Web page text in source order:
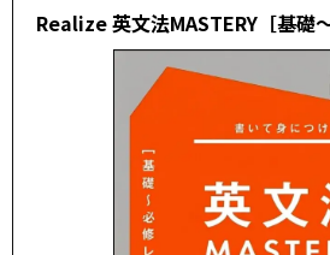
Realize 英文法MASTERY［基礎